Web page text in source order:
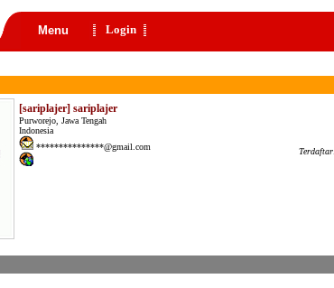
Menu Login
[sariplajer] sariplajer
Purworejo, Jawa Tengah
Indonesia
***************@gmail.com